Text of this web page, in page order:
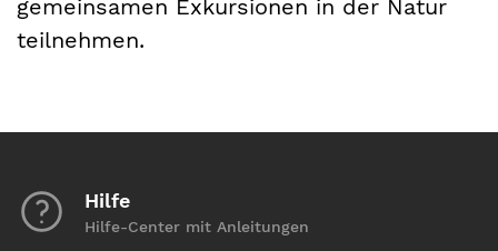
gemeinsamen Exkursionen in der Natur
teilnehmen.
Hilfe
Hilfe-Center mit Anleitungen